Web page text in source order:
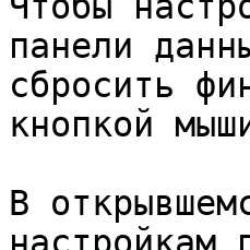
панели
сбросить
кнопкой
В